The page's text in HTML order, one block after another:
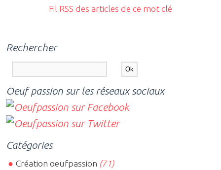
Fil RSS des articles de ce mot clé
Rechercher
Oeuf passion sur les réseaux sociaux
Catégories
Création oeufpassion (71)